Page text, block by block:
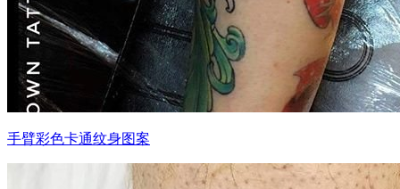
手臂彩色卡通纹身图案